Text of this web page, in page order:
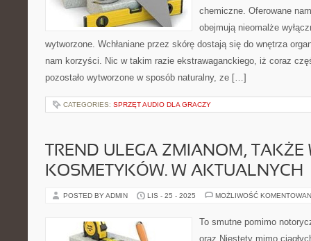
chemiczne. Oferowane
obejmują nieomalże
wytworzone. Wchłaniane przez skórę dostają się do wnętrza
nam korzyści. Nic w takim razie ekstrawaganckiego, iż coraz
pozostało wytworzone w sposób naturalny, ze […]
CATEGORIES: SPRZĘT AUDIO DLA GRACZY
TREND ULEGA ZMIANOM, TAKŻE
KOSMETYKÓW. W AKTUALNYCH
POSTED BY ADMIN LIS - 25 - 2025 MOŻLIWOŚĆ
To smutne pomimo
oraz Niestety mimo